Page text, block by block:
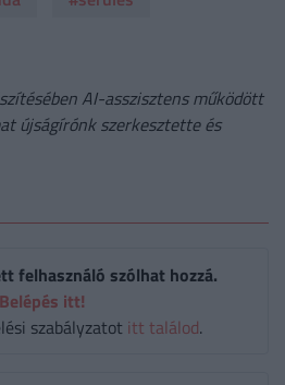
AI-asszisztens működött
újságírónk szerkesztette és
felhasználó szólhat hozzá.
Belépés itt!
szabályzatot itt találod.